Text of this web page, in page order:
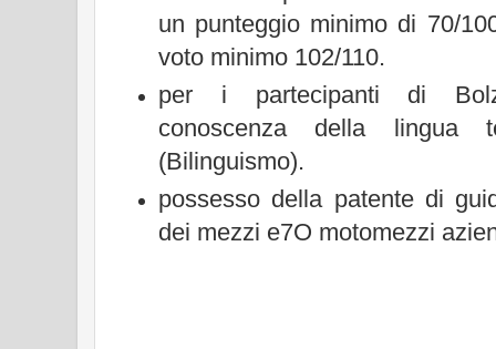
un punteggio minimo di 70/
voto minimo 102/110.
per i partecipanti di
conoscenza della lingua
(Bilinguismo).
possesso della patente di
dei mezzi e7O motomezzi